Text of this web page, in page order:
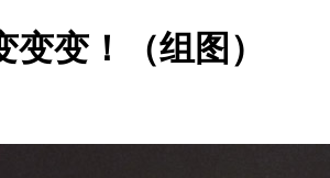
变！（组图）